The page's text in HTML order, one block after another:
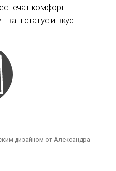
комфорт
ваш статус и вкус.
дизайном от Александра